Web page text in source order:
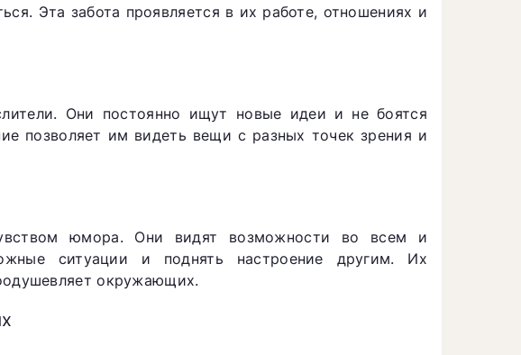
Эта забота проявляется в их работе, отношениях и
Они постоянно ищут новые идеи и не боятся
позволяет им видеть вещи с разных точек зрения и
юмора. Они видят возможности во всем и
ситуации и поднять настроение другим. Их
окружающих.